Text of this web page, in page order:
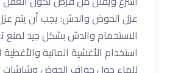
عزل الحوض والدش: يجب أن يتم
الاستحمام والدش بشكل جيد لمنع
استخدام الأغشية المائية